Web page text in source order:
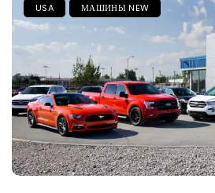
USA МАШИНЫ NEW